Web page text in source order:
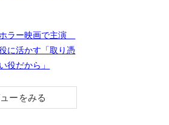
ラー映画で主演
に活かす「取り憑
役だから」
ーをみる